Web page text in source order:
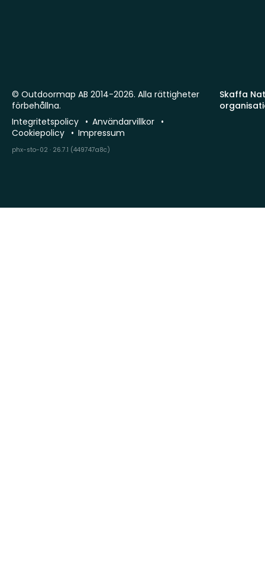
Skaffa
© Outdoormap AB 2014-2026. Alla rättigheter
förbehållna.
Integritetspolicy
Användarvillkor
Cookiepolicy
Impressum
phx-sto-02 · 26.7.1 (449747a8c)